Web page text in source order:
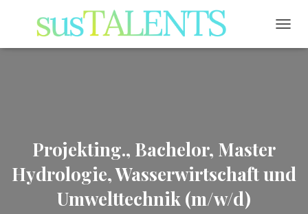
Projekting., Bachelor, Master
Hydrologie, Wasserwirtschaft und
Umwelttechnik (m/w/d)